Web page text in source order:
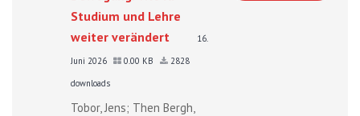
Studium und Lehre
weiter verändert
16.
Juni 2026
0.00 KB
2828
downloads
Tobor, Jens; Then Bergh,